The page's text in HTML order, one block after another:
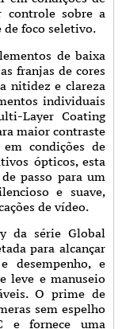
controle sobre a
de foco seletivo.
de baixa
franjas de cores
nitidez e clareza
individuais
Layer Coating
maior contraste
condições de
ópticos, esta
passo para um
e suave,
de vídeo.
da série Global
para alcançar
desempenho, e
leve e manuseio
O prime de
sem espelho
e fornece uma